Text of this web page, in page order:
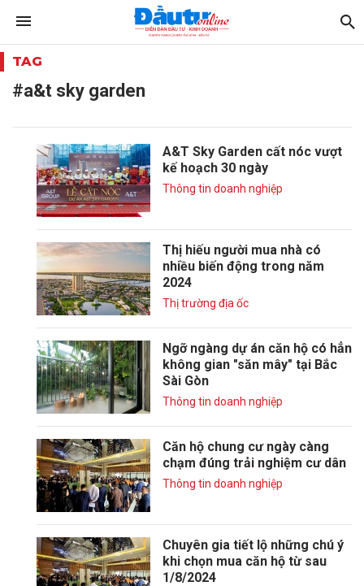
TAG
#a&t sky garden
A&T Sky Garden cất nóc vượt
kế hoạch 30 ngày
Thông tin doanh nghiệp
Thị hiếu người mua nhà có
nhiều biến động trong năm
2024
Thị trường địa ốc
Ngỡ ngàng dự án căn hộ có hẳn
không gian "săn mây" tại Bắc
Sài Gòn
Thông tin doanh nghiệp
Căn hộ chung cư ngày càng
chạm đúng trải nghiệm cư dân
Thông tin doanh nghiệp
Chuyên gia tiết lộ những chú ý
khi chọn mua căn hộ từ sau
1/8/2024